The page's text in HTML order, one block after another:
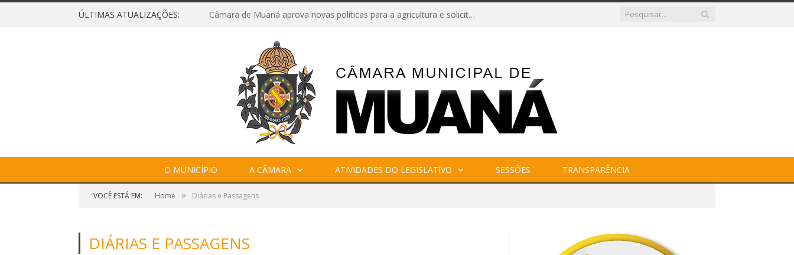
ÚLTIMAS ATUALIZAÇÕES: Câmara de Muaná aprova novas políticas para a agricultura e solicita reforma da Ponte do Reduto
O MUNICÍPIO A CÂMARA ATIVIDADES DO LEGISLATIVO SESSÕES TRANSPARÊNCIA
VOCÊ ESTÁ EM: Home » Diárias e Passagens
DIÁRIAS E PASSAGENS